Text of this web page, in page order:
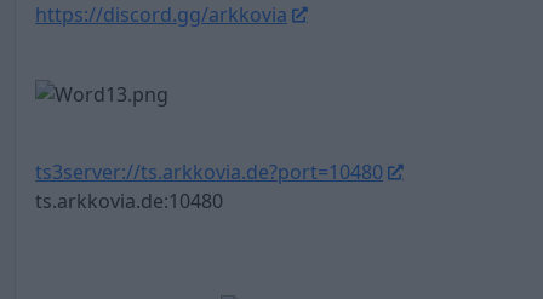
https://discord.gg/arkkovia
ts3server://ts.arkkovia.de?port=10480
ts.arkkovia.de:10480